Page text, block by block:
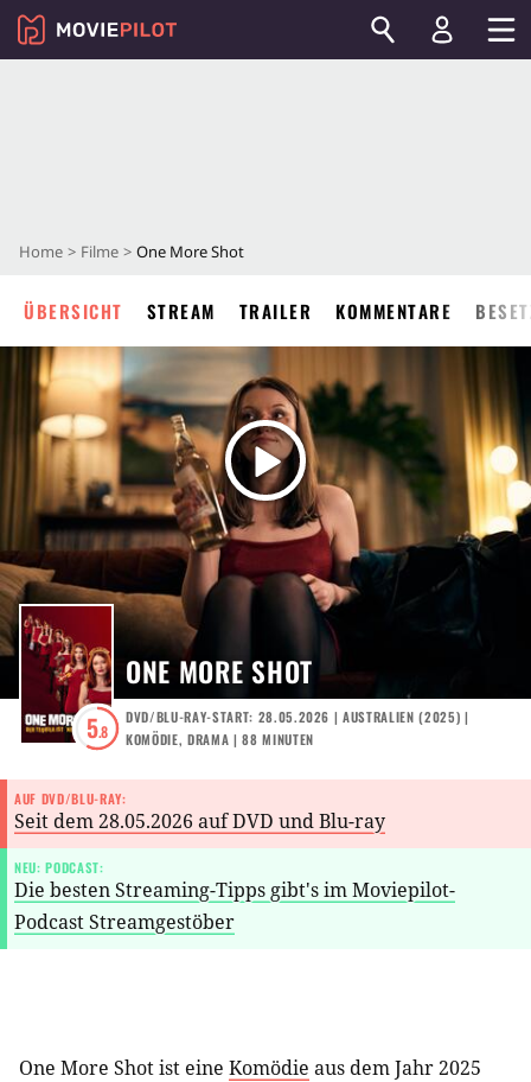
Home Filme One More Shot
ÜBERSICHT STREAM TRAILER KOMMENTARE
5.8
ONE MORE SHOT
DVD/BLU-RAY-START: 28.05.2026 |AUSTRALIEN (2025) |
KOMÖDIE, DRAMA | 88 MINUTEN
AUF DVD/BLU-RAY:
Seit dem 28.05.2026 auf DVD und Blu-ray
NEU: PODCAST:
Die besten Streaming-Tipps gibt's im Moviepilot-
Podcast Streamgestöber
One More Shot ist eine Komödie aus dem Jahr 2025